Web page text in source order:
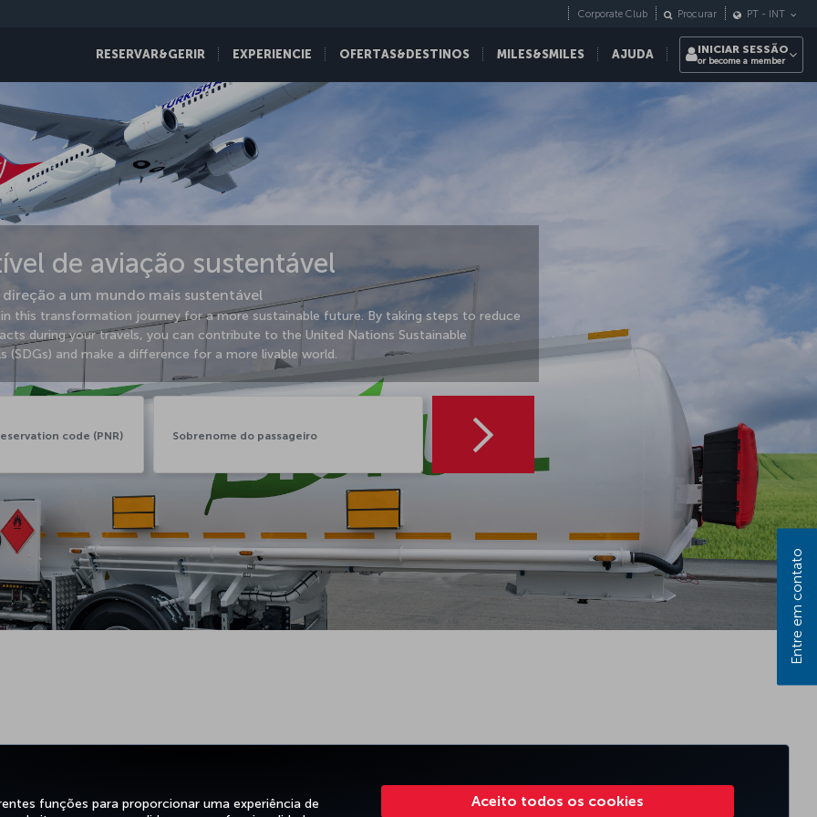
funções para proporcionar uma experiência de
Aceito todos os cookies
RESERVAR&GERIR EXPERIENCIE OFERTAS&DESTINOS MILES&SMILES AJUDA
Corporate Club Procurar PT - INT
INICIAR SESSÃO
or become a member
de aviação sustentável
a um mundo mais sustentável
this transformation journey for a more sustainable future. By taking steps to reduce
during your travels, you can contribute to the United Nations Sustainable
(SDGs) and make a difference for a more livable world.
Entre em contato